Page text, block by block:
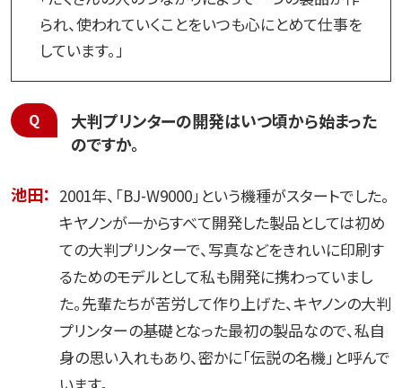
られ、使われていくことをいつも心にとめて仕事を
しています。」
大判プリンターの開発はいつ頃から始まった
のですか。
池田： 2001年、「BJ-W9000」という機種がスタートでした。
キヤノンが一からすべて開発した製品としては初め
ての大判プリンターで、写真などをきれいに印刷す
るためのモデルとして私も開発に携わっていまし
た。先輩たちが苦労して作り上げた、キヤノンの大判
プリンターの基礎となった最初の製品なので、私自
身の思い入れもあり、密かに「伝説の名機」と呼んで
います。